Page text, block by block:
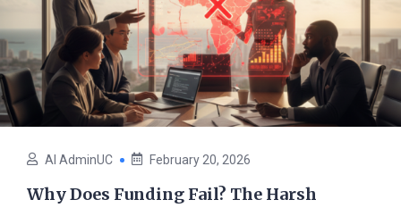
AI AdminUC February 20, 2026
Why Does Funding Fail? The Harsh